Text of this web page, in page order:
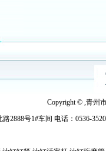
Copyright © ,青州
号1#车间 电话：0536-